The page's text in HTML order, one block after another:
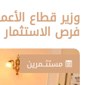
وزير قطاع
فرص
مستثــمرين